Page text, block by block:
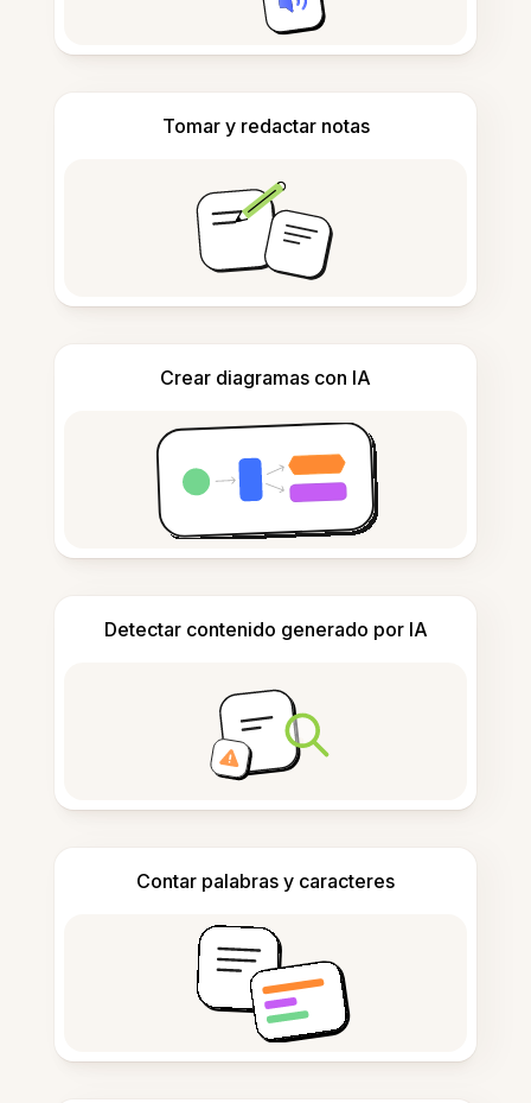
Tomar y redactar notas
Crear diagramas con IA
Detectar contenido generado por IA
Contar palabras y caracteres